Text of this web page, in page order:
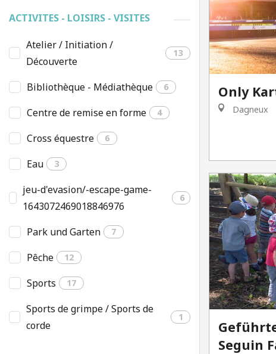
ACTIVITES - LOISIRS - VISITES
Atelier / Initiation /
Découverte
13
Bibliothèque - Médiathèque 6
Centre de remise en forme 4
Cross équestre 6
Eau 3
jeu-d'evasion/-escape-game-
1643072469018846976
6
Park und Garten 7
Pêche 12
Sports 17
Sports de grimpe / Sports de
corde
1
Only
Dagneux
Seguin